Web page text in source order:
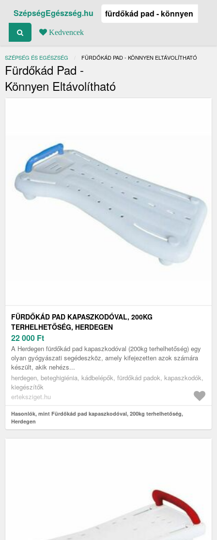
SzépségEgészség.hu
Kedvencek
SZÉPSÉG ÉS EGÉSZSÉG JELENLEGI:
FÜRDŐKÁD PAD - KÖNNYEN ELTÁVOLÍTHATÓ
Fürdőkád Pad -
Könnyen Eltávolítható
FÜRDŐKÁD PAD KAPASZKODÓVAL, 200KG
TERHELHETŐSÉG, HERDEGEN
22 000 Ft
A Herdegen fürdőkád pad kapaszkodóval (200kg terhelhetőség) egy
olyan gyógyászati segédeszköz, amely kifejezetten azok számára
készült, akik nehézs...
herdegen, beteghigiénia, kádbelépők, fürdőkád padok, kapaszkodók,
kiegészítők
erteksziget.hu
Hasonlók, mint Fürdőkád pad kapaszkodóval, 200kg terhelhetőség,
Herdegen